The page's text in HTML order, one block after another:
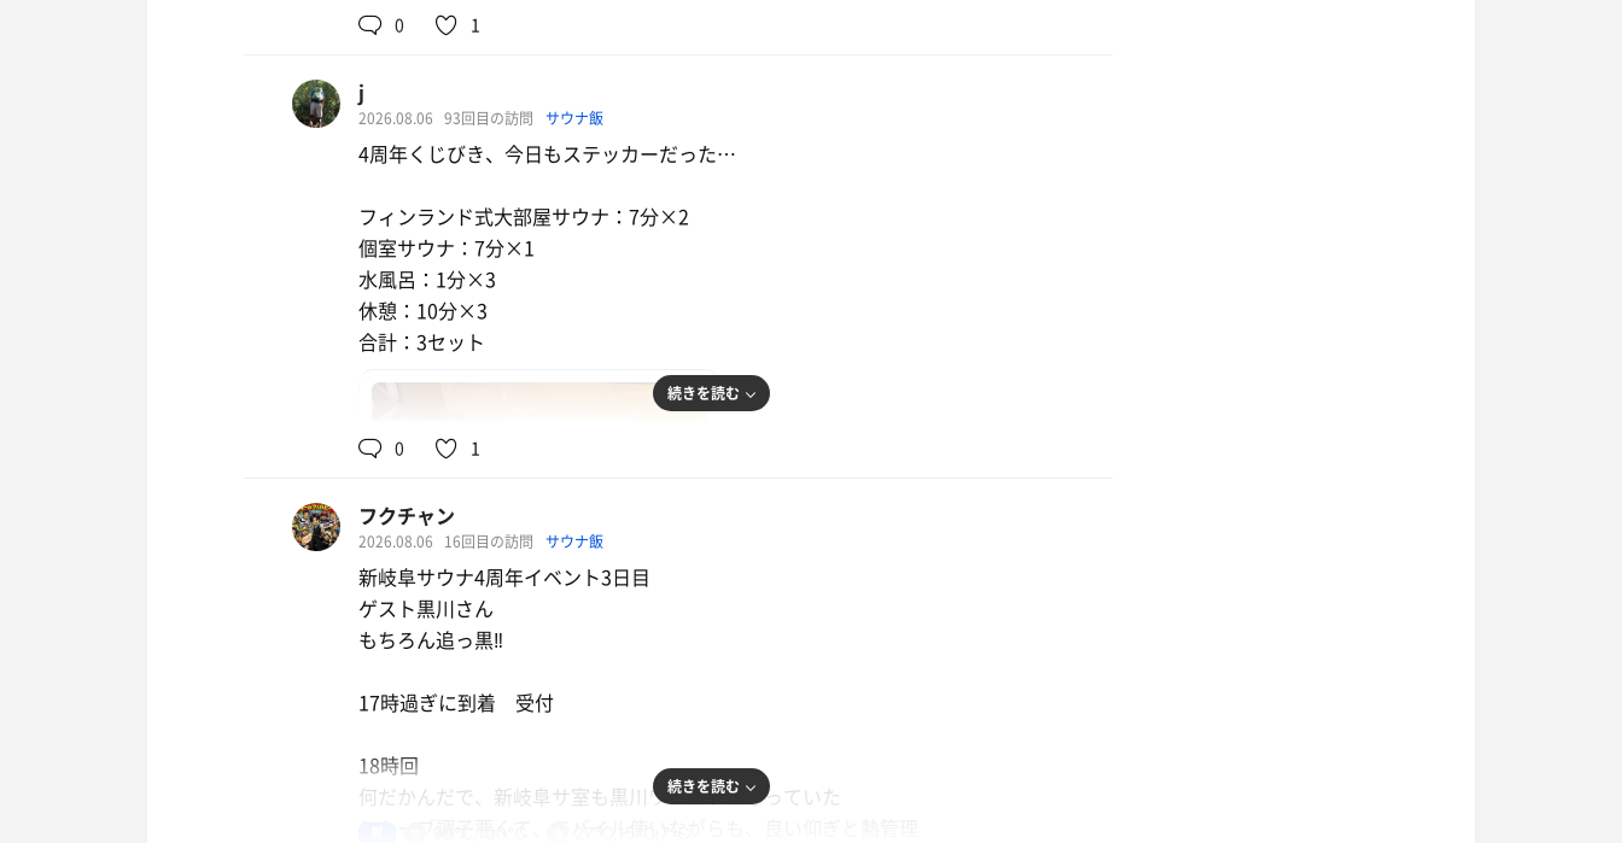
飛騨牛すき焼きユッケ丼
水
上質なる一皿
1時間毎に熱波があるのはほんまに凄いと改めて感じた！！
ウェルビー栄の kurokawa さんのプレミアムアウフグースに参加しました！！パ
の熱波をされてお得感がすごかったー！！！
また来るぜ！
0 1
j
2026.08.06 93回目の訪問 サウナ飯
4周年くじびき、今日もステッカーだった…
フィンランド式大部屋サウナ：7分×2
個室サウナ：7分×1
水風呂：1分×3
休憩：10分×3
合計：3セット
続きを読む
0 1
フクチャン
2026.08.06 16回目の訪問 サウナ飯
新岐阜サウナ4周年イベント3日目
ゲスト黒川さん
もちろん追っ黒‼️
17時過ぎに到着 受付
18時回
何だかんだで、新岐阜サ室も黒川ワールドになっていた
続きを読む